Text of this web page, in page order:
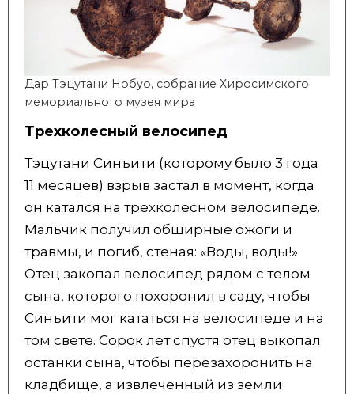
Дар Тэцутани Нобуо, собрание Хиросимского
мемориального музея мира
Трехколесный велосипед
Тэцутани Синъити (которому было 3 года
11 месяцев) взрыв застал в момент, когда
он катался на трехколесном велосипеде.
Мальчик получил обширные ожоги и
травмы, и погиб, стеная: «Воды, воды!»
Отец закопал велосипед рядом с телом
сына, которого похоронил в саду, чтобы
Синъити мог кататься на велосипеде и на
том свете. Сорок лет спустя отец выкопал
останки сына, чтобы перезахоронить на
кладбище, а извлеченный из земли